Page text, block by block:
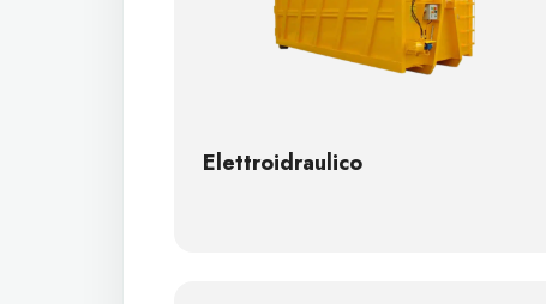
Elettroidraulico